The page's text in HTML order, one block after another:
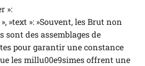
»:
»text »: »Souvent, les Brut non
sont des assemblages de
pour garantir une constance
les millu00e9simes offrent une